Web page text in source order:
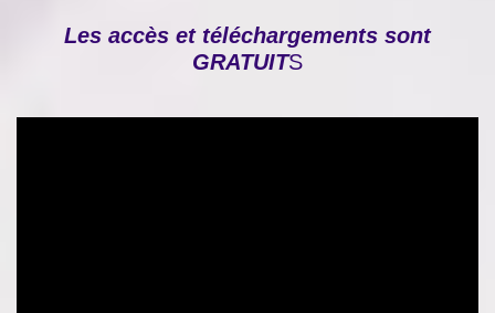
Les accès et téléchargements sont
GRATUITS